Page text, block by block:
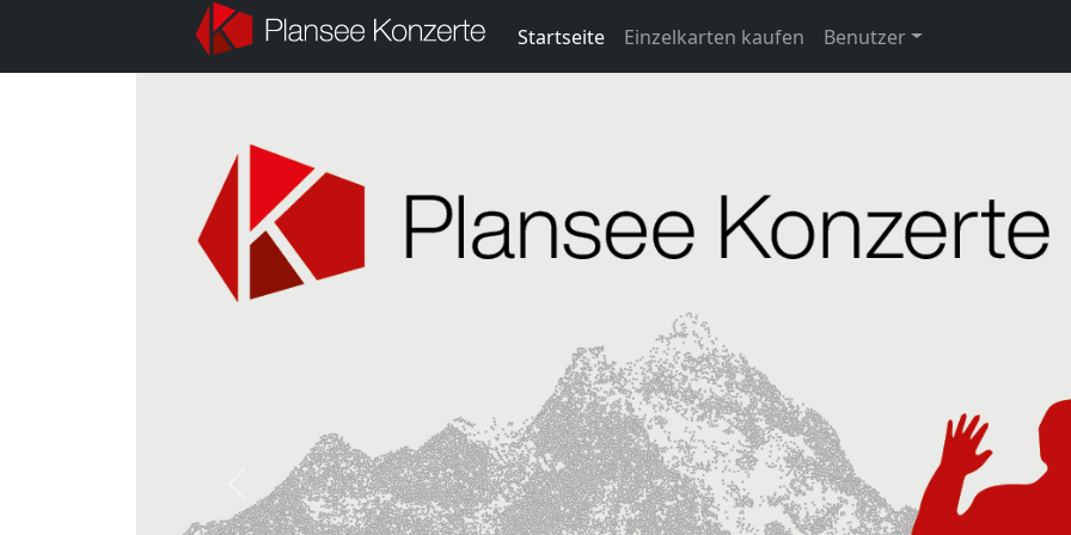
Startseite Einzelkarten kaufen Benutzer
Previous